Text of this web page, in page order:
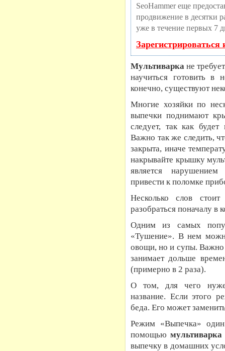
SeoHammer еще
продвижение в десятки
уже в течение первых 7
Мультиварка не
научиться готовить
конечно, существуют
Многие хозяйки по
выпечки поднимают
следует, так как будет
Важно так же следить,
закрыта, иначе
накрывайте крышку
является
привести к поломке
Несколько слов
разобраться поначалу в
Одним из самых
«Тушение». В нем
овощи, но и супы.
занимает дольше
(примерно в 2 раза).
О том, для чего
название. Если этого
беда. Его может
Режим «Выпечка»
помощьюмультиварка
выпечку в домашних